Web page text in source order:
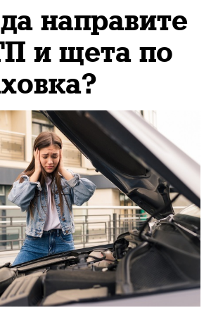
направите
и щета по